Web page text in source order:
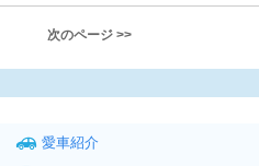
次のページ >>
愛車紹介